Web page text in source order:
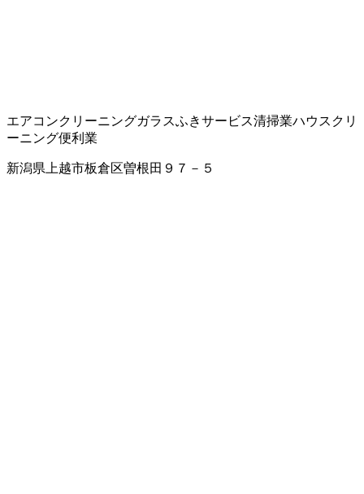
エアコンクリーニングガラスふきサービス清掃業ハウスクリ
ーニング便利業
新潟県上越市板倉区曽根田９７－５